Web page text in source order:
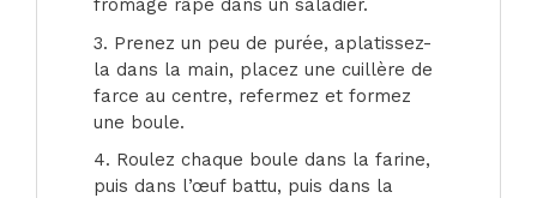
fromage râpé dans un saladier.
3. Prenez un peu de purée, aplatissez-
la dans la main, placez une cuillère de
farce au centre, refermez et formez
une boule.
4. Roulez chaque boule dans la farine,
puis dans l’œuf battu, puis dans la